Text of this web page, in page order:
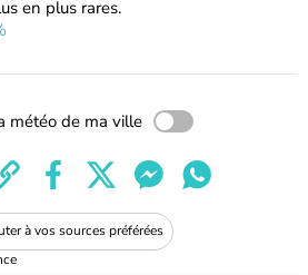
en plus rares.
météo de ma ville
à vos sources préférées